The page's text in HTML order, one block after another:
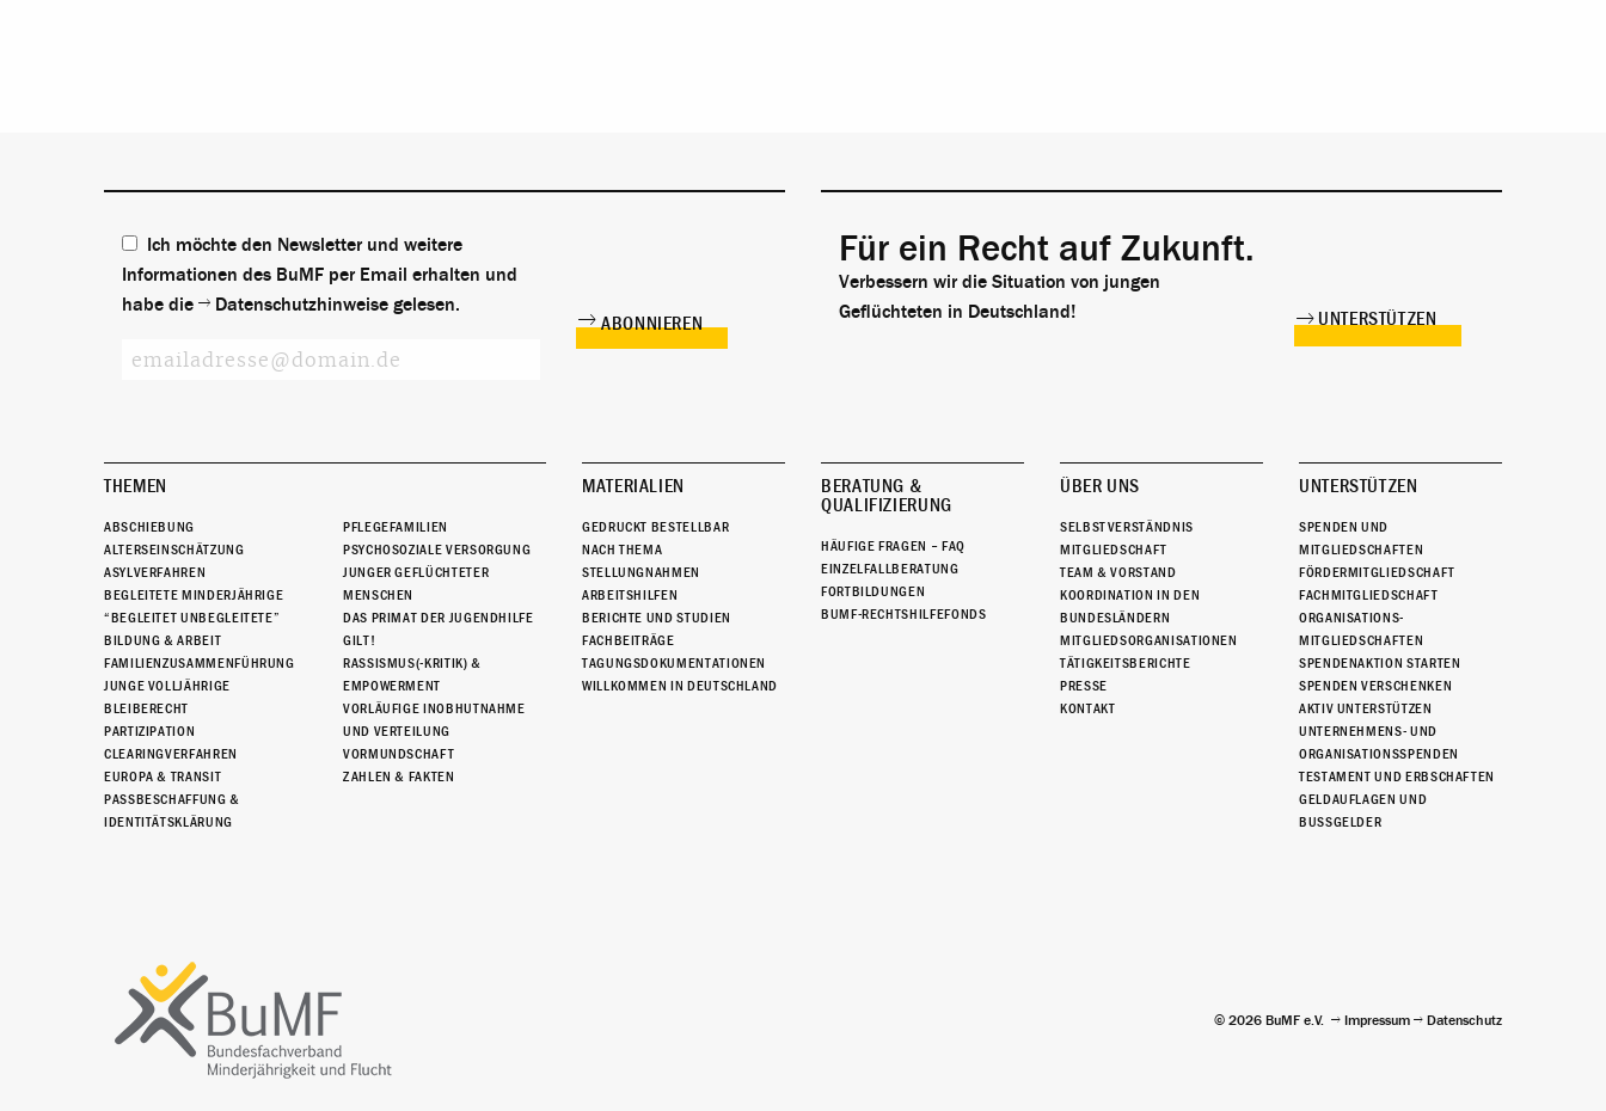
Ich möchte den Newsletter und weitere
Informationen des BuMF per Email erhalten und
habe die
Datenschutzhinweise gelesen.
Für ein Recht auf Zukunft.
Verbessern wir die Situation von jungen
Geflüchteten in Deutschland!
UNTERSTÜTZEN
THEMEN
ABSCHIEBUNG
ALTERSEINSCHÄTZUNG
ASYLVERFAHREN
BEGLEITETE MINDERJÄHRIGE
“BEGLEITET UNBEGLEITETE”
BILDUNG & ARBEIT
FAMILIENZUSAMMENFÜHRUNG
JUNGE VOLLJÄHRIGE
BLEIBERECHT
PARTIZIPATION
CLEARINGVERFAHREN
EUROPA & TRANSIT
PASSBESCHAFFUNG &
IDENTITÄTSKLÄRUNG
PFLEGEFAMILIEN
PSYCHOSOZIALE VERSORGUNG
JUNGER GEFLÜCHTETER
MENSCHEN
DAS PRIMAT DER JUGENDHILFE
GILT!
RASSISMUS(-KRITIK) &
EMPOWERMENT
VORLÄUFIGE INOBHUTNAHME
UND VERTEILUNG
VORMUNDSCHAFT
ZAHLEN & FAKTEN
MATERIALIEN
GEDRUCKT BESTELLBAR
NACH THEMA
STELLUNGNAHMEN
ARBEITSHILFEN
BERICHTE UND STUDIEN
FACHBEITRÄGE
TAGUNGSDOKUMENTATIONEN
WILLKOMMEN IN DEUTSCHLAND
BERATUNG &
QUALIFIZIERUNG
HÄUFIGE FRAGEN – FAQ
EINZELFALLBERATUNG
FORTBILDUNGEN
BUMF-RECHTSHILFEFONDS
ÜBER UNS
SELBSTVERSTÄNDNIS
MITGLIEDSCHAFT
TEAM & VORSTAND
KOORDINATION IN DEN
BUNDESLÄNDERN
MITGLIEDSORGANISATIONEN
TÄTIGKEITSBERICHTE
PRESSE
KONTAKT
UNTERSTÜTZEN
SPENDEN UND
MITGLIEDSCHAFTEN
FÖRDERMITGLIEDSCHAFT
FACHMITGLIEDSCHAFT
ORGANISATIONS-
MITGLIEDSCHAFTEN
SPENDENAKTION STARTEN
SPENDEN VERSCHENKEN
AKTIV UNTERSTÜTZEN
UNTERNEHMENS- UND
ORGANISATIONSSPENDEN
TESTAMENT UND ERBSCHAFTEN
GELDAUFLAGEN UND
BUSSGELDER
© 2026 BuMF e.V. Impressum Datenschutz